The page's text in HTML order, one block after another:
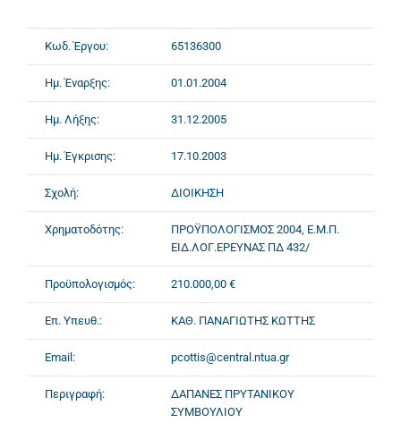
Κωδ. Έργου: 65136300
Ημ. Έναρξης: 01.01.2004
Ημ. Λήξης: 31.12.2005
Ημ. Έγκρισης: 17.10.2003
Σχολή: ΔΙΟΙΚΗΣΗ
Χρηματοδότης:
ΠΡΟΫΠΟΛΟΓΙΣΜΟΣ 2004, Ε.Μ.Π.
ΕΙΔ.ΛΟΓ.ΕΡΕΥΝΑΣ ΠΔ 432/
Προϋπολογισμός: 210.000,00 €
Επ. Υπευθ.: ΚΑΘ. ΠΑΝΑΓΙΩΤΗΣ ΚΩΤΤΗΣ
Email: pcottis@central.ntua.gr
Περιγραφή:
ΔΑΠΑΝΕΣ ΠΡΥΤΑΝΙΚΟΥ
ΣΥΜΒΟΥΛΙΟΥ